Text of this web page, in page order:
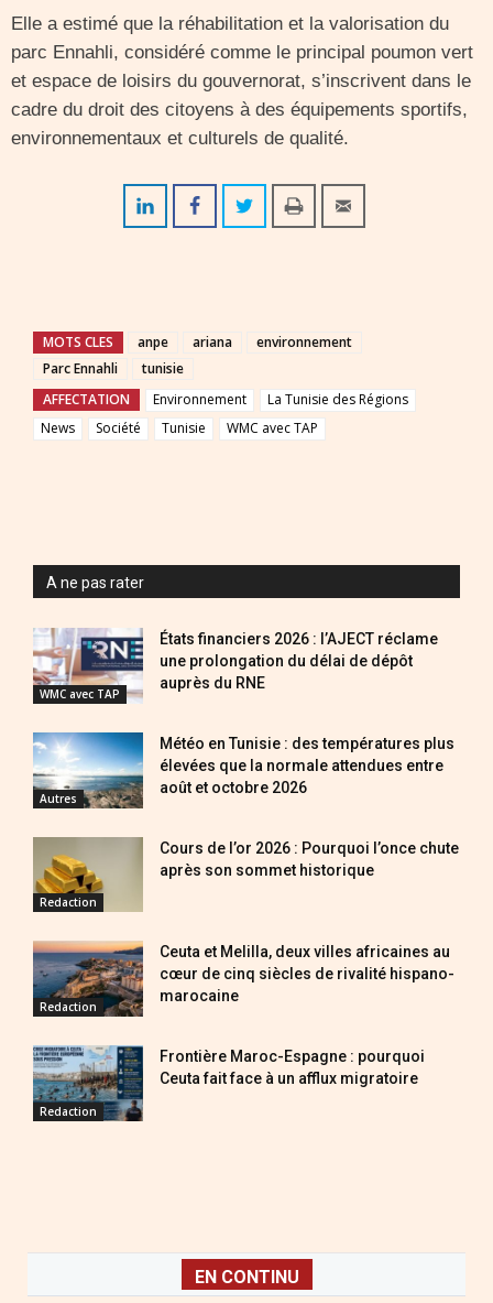
Elle a estimé que la réhabilitation et la valorisation du
parc Ennahli, considéré comme le principal poumon vert
et espace de loisirs du gouvernorat, s’inscrivent dans le
cadre du droit des citoyens à des équipements sportifs,
environnementaux et culturels de qualité.
MOTS CLES anpe ariana
environnement
Parc Ennahli
tunisie
AFFECTATION
Environnement
La Tunisie des Régions
News
Société Tunisie WMC avec TAP
A ne pas rater
WMC avec TAP
États financiers 2026 : l’AJECT réclame
une prolongation du délai de dépôt
auprès du RNE
Autres
Météo en Tunisie : des températures plus
élevées que la normale attendues entre
août et octobre 2026
Redaction
Cours de l’or 2026 : Pourquoi l’once chute
après son sommet historique
Redaction
Ceuta et Melilla, deux villes africaines au
cœur de cinq siècles de rivalité hispano-
marocaine
Redaction
Frontière Maroc-Espagne : pourquoi
Ceuta fait face à un afflux migratoire
EN CONTINU